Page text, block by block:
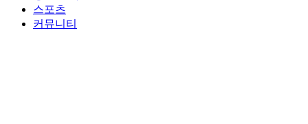
스포츠
커뮤니티